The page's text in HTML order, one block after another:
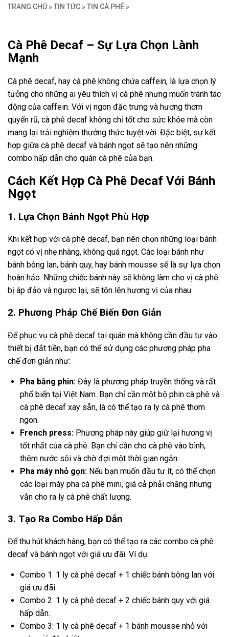
TRANG CHỦ » TIN TỨC » TIN CÀ PHÊ »
Cà Phê Decaf – Sự Lựa Chọn Lành
Mạnh
Cà phê decaf, hay cà phê không chứa caffein, là lựa chọn lý
tưởng cho những ai yêu thích vị cà phê nhưng muốn tránh tác
động của caffein. Với vị ngon đặc trưng và hương thơm
quyến rũ, cà phê decaf không chỉ tốt cho sức khỏe mà còn
mang lại trải nghiệm thưởng thức tuyệt vời. Đặc biệt, sự kết
hợp giữa cà phê decaf và bánh ngọt sẽ tạo nên những
combo hấp dẫn cho quán cà phê của bạn.
Cách Kết Hợp Cà Phê Decaf Với Bánh
Ngọt
1. Lựa Chọn Bánh Ngọt Phù Hợp
Khi kết hợp với cà phê decaf, bạn nên chọn những loại bánh
ngọt có vị nhẹ nhàng, không quá ngọt. Các loại bánh như
bánh bông lan, bánh quy, hay bánh mousse sẽ là sự lựa chọn
hoàn hảo. Những chiếc bánh này sẽ không làm cho vị cà phê
bị áp đảo và ngược lại, sẽ tôn lên hương vị của nhau.
2. Phương Pháp Chế Biến Đơn Giản
Để phục vụ cà phê decaf tại quán mà không cần đầu tư vào
thiết bị đắt tiền, bạn có thể sử dụng các phương pháp pha
chế đơn giản như:
Pha bằng phin: Đây là phương pháp truyền thống và rất
phổ biến tại Việt Nam. Bạn chỉ cần một bộ phin cà phê và
cà phê decaf xay sẵn, là có thể tạo ra ly cà phê thơm
ngon.
French press: Phương pháp này giúp giữ lại hương vị
tốt nhất của cà phê. Bạn chỉ cần cho cà phê vào bình,
thêm nước sôi và chờ đợi một thời gian ngắn.
Pha máy nhỏ gọn: Nếu bạn muốn đầu tư ít, có thể chọn
các loại máy pha cà phê mini, giá cả phải chăng nhưng
vẫn cho ra ly cà phê chất lượng.
3. Tạo Ra Combo Hấp Dẫn
Để thu hút khách hàng, bạn có thể tạo ra các combo cà phê
decaf và bánh ngọt với giá ưu đãi. Ví dụ:
Combo 1: 1 ly cà phê decaf + 1 chiếc bánh bông lan với
giá ưu đãi.
Combo 2: 1 ly cà phê decaf + 2 chiếc bánh quy với giá
hấp dẫn.
Combo 3: 1 ly cà phê decaf + 1 bánh mousse nhỏ với